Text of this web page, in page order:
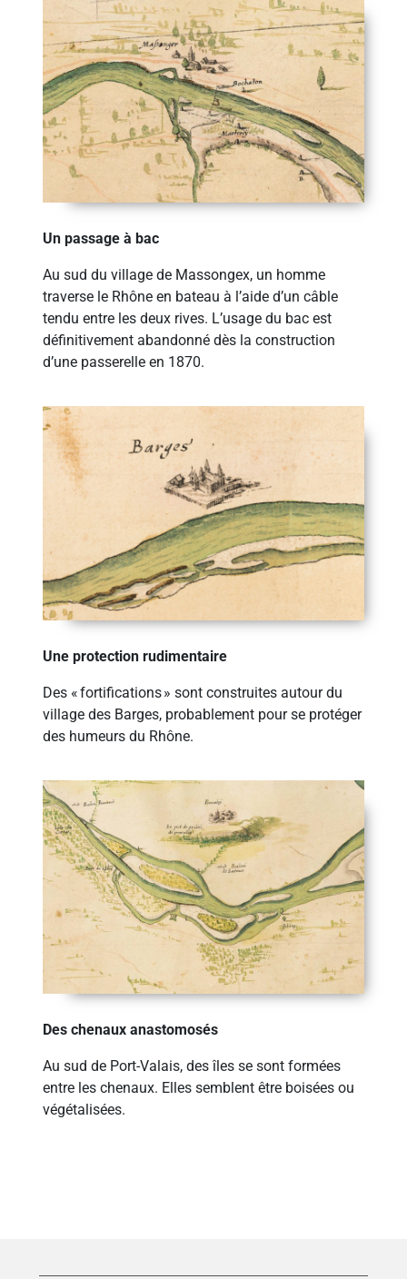
Un passage à bac
Au sud du village de Massongex, un homme
traverse le Rhône en bateau à l’aide d’un câble
tendu entre les deux rives. L’usage du bac est
définitivement abandonné dès la construction
d’une passerelle en 1870.
Une protection rudimentaire
Des « fortifications » sont construites autour du
village des Barges, probablement pour se protéger
des humeurs du Rhône.
Des chenaux anastomosés
Au sud de Port-Valais, des îles se sont formées
entre les chenaux. Elles semblent être boisées ou
végétalisées.